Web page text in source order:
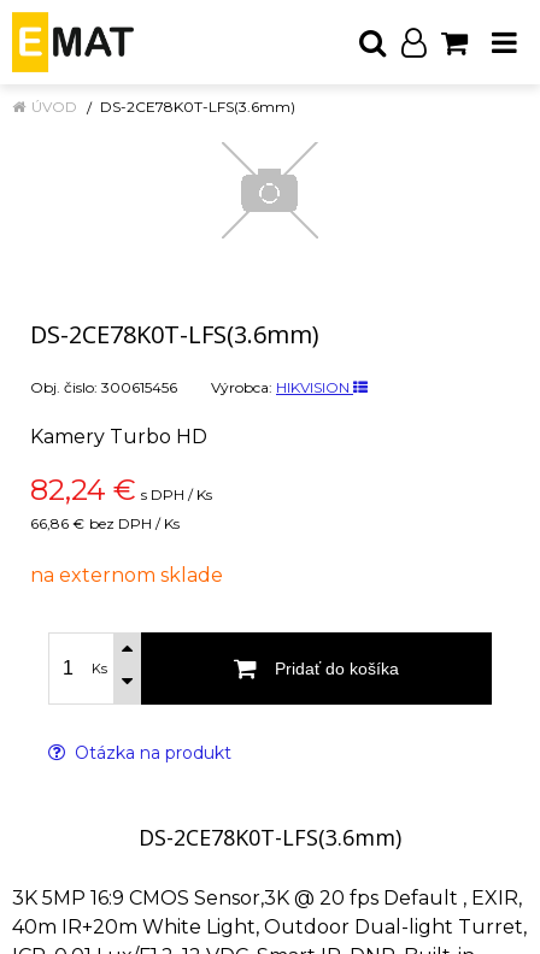
ÚVOD DS-2CE78K0T-LFS(3.6mm)
DS-2CE78K0T-LFS(3.6mm)
Obj. čislo: 300615456 Výrobca: HIKVISION
Kamery Turbo HD
82,24 € s DPH / Ks
66,86 € bez DPH / Ks
na externom sklade
Ks Pridať do košíka
Otázka na produkt
DS-2CE78K0T-LFS(3.6mm)
3K 5MP 16:9 CMOS Sensor,3K @ 20 fps Default , EXIR,
40m IR+20m White Light, Outdoor Dual-light Turret,